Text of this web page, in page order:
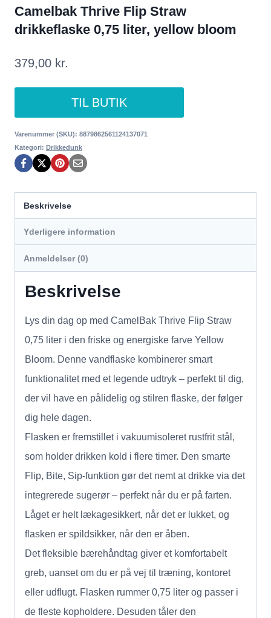
Camelbak Thrive Flip Straw
drikkeflaske 0,75 liter, yellow bloom
379,00 kr.
TIL BUTIK
Varenummer (SKU): 8879862561124137071
Kategori: Drikkedunk
Beskrivelse
Yderligere information
Anmeldelser (0)
Beskrivelse
Lys din dag op med CamelBak Thrive Flip Straw
0,75 liter i den friske og energiske farve Yellow
Bloom. Denne vandflaske kombinerer smart
funktionalitet med et legende udtryk – perfekt til dig,
der vil have en pålidelig og stilren flaske, der følger
dig hele dagen.
Flasken er fremstillet i vakuumisoleret rustfrit stål,
som holder drikken kold i flere timer. Den smarte
Flip, Bite, Sip-funktion gør det nemt at drikke via det
integrerede sugerør – perfekt når du er på farten.
Låget er helt lækagesikkert, når det er lukket, og
flasken er spildsikker, når den er åben.
Det fleksible bærehåndtag giver et komfortabelt
greb, uanset om du er på vej til træning, kontoret
eller udflugt. Flasken rummer 0,75 liter og passer i
de fleste kopholdere. Desuden tåler den